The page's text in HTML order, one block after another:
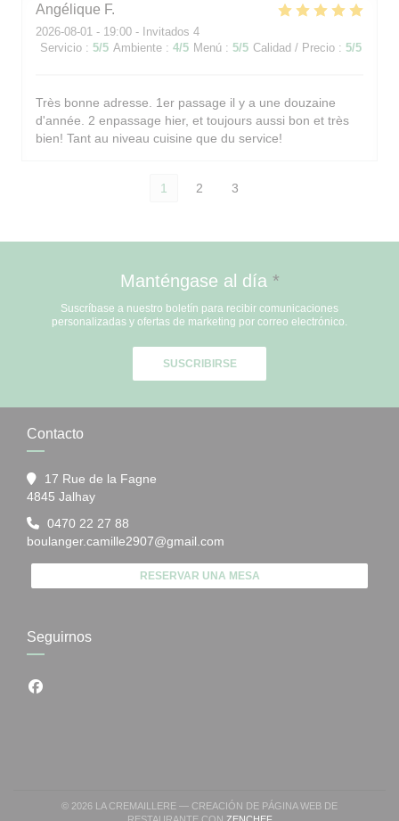
Angélique F
2026-08-01 - 19:00 - Invitados 4
Servicio : 5/5 Ambiente : 4/5 Menú : 5/5 Calidad / Precio : 5/5
Très bonne adresse. 1er passage il y a une douzaine
d'année. 2 enpassage hier, et toujours aussi bon et très
bien! Tant au niveau cuisine que du service!
1 2 3
Manténgase al día *
Suscríbase a nuestro boletín para recibir comunicaciones
personalizadas y ofertas de marketing por correo electrónico.
SUSCRIBIRSE
Contacto
17 Rue de la Fagne
4845 Jalhay((abre en una nueva ventana))
0470 22 27 88
boulanger.camille2907@gmail.com
RESERVAR UNA MESA
Seguirnos
Facebook ((abre en una nueva ventana))
© 2026 LA CREMAILLERE — CREACIÓN DE PÁGINA WEB DE
((ABRE EN UNA NUEVA